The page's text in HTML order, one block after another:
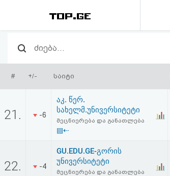
რეიტინგი
(მთავარი)
ფოსტა
კითხვა-
ავტორიზაცია
# +/- საიტი
21. -6
აკ. წერ.
სახელმ.უნივერსიტეტი
მეცნიერება და განათლება
▤⇠
22. -4
GU.EDU.GE-გორის
უნივერსიტეტი
მეცნიერება და განათლება